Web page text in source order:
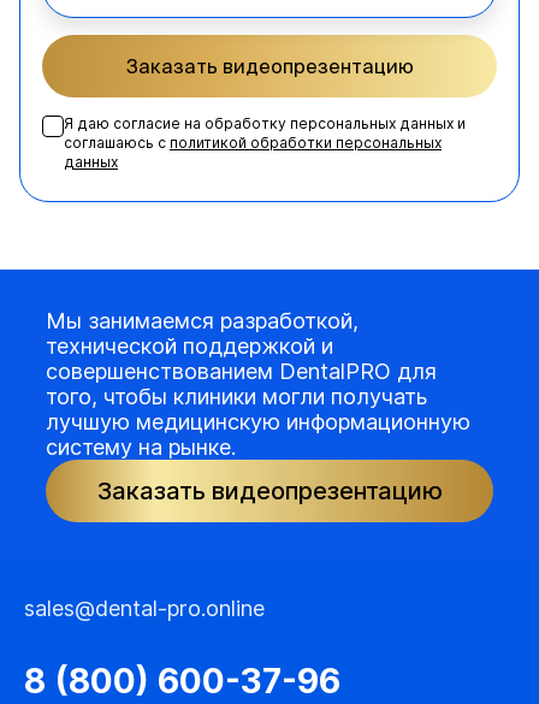
Заказать видеопрезентацию
Я даю согласие на обработку персональных данных и
соглашаюсь с политикой обработки персональных
данных
Мы занимаемся разработкой,
технической поддержкой и
совершенствованием DentalPRO для
того, чтобы клиники могли получать
лучшую медицинскую информационную
систему на рынке.
Заказать видеопрезентацию
sales@dental-pro.online
8 (800) 600-37-96